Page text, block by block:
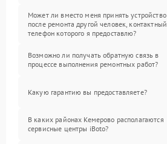
Может ли вместо меня принять устройство
после ремонта другой человек, контактный
телефон которого я предоставлю?
Возможно ли получать обратную связь в
процессе выполнения ремонтных работ?
Какую гарантию вы предоставляете?
В каких районах Кемерово располагаются
сервисные центры iBoto?